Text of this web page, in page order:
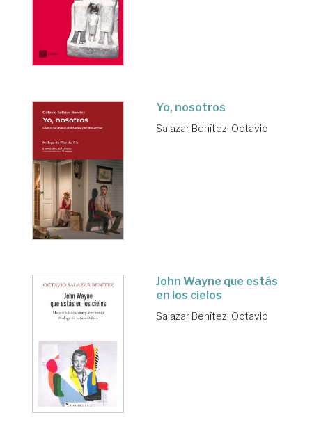
Yo, nosotros
Salazar Benítez, Octavio
John Wayne que estás
en los cielos
Salazar Benítez, Octavio